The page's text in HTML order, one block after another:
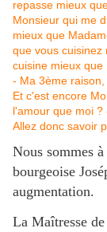
Nous sommes
bourgeoise
augmentation.
La Maîtresse